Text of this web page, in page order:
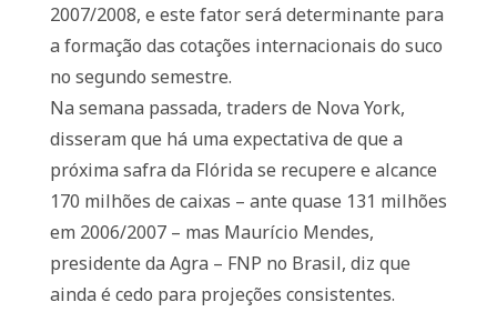
2007/2008, e este fator será determinante para
a formação das cotações internacionais do suco
no segundo semestre.
Na semana passada, traders de Nova York,
disseram que há uma expectativa de que a
próxima safra da Flórida se recupere e alcance
170 milhões de caixas – ante quase 131 milhões
em 2006/2007 – mas Maurício Mendes,
presidente da Agra – FNP no Brasil, diz que
ainda é cedo para projeções consistentes.